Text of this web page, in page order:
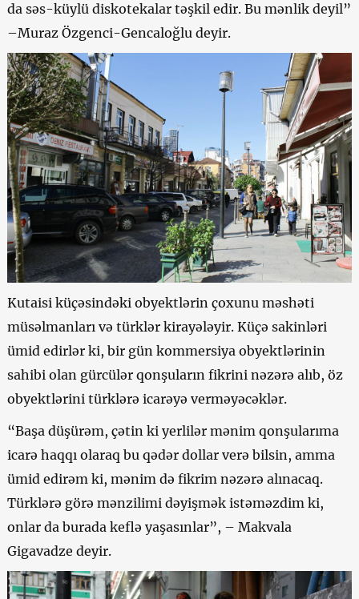
da səs-küylü diskotekalar təşkil edir. Bu mənlik deyil”
–Muraz Özgenci-Gencaloğlu deyir.
Kutaisi küçəsindəki obyektlərin çoxunu məshəti
müsəlmanları və türklər kirayələyir. Küçə sakinləri
ümid edirlər ki, bir gün kommersiya obyektlərinin
sahibi olan gürcülər qonşuların fikrini nəzərə alıb, öz
obyektlərini türklərə icarəyə verməyəcəklər.
“Başa düşürəm, çətin ki yerlilər mənim qonşularıma
icarə haqqı olaraq bu qədər dollar verə bilsin, amma
ümid edirəm ki, mənim də fikrim nəzərə alınacaq.
Türklərə görə mənzilimi dəyişmək istəməzdim ki,
onlar da burada keflə yaşasınlar”, – Makvala
Gigavadze deyir.